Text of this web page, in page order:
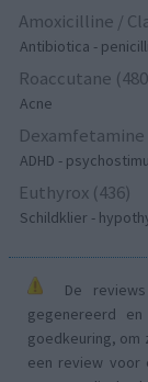
Amoxicilline /
Antibiotica -
Roaccutane
Acne
Dexamfetamine
ADHD -
Euthyrox (436)
Schildklier -
De
gegenereerd
goedkeuring, om
een review voor